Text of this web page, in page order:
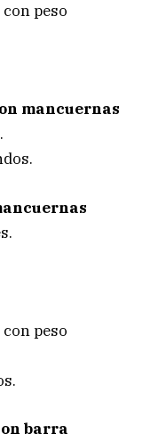
peso
mancuernas
peso
barra